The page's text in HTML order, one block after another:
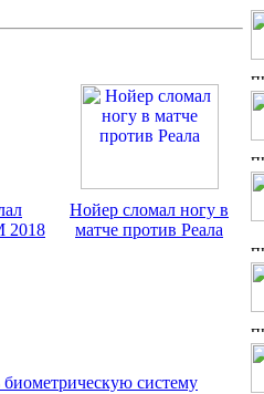
2018
Нойер сломал ногу в
матче против Реала
биометрическую систему